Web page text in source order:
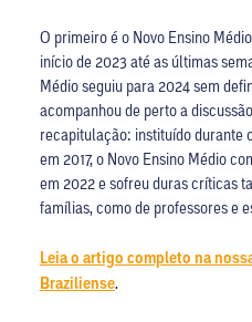
O primeiro é o Novo Ensino
início de 2023 até as últimas
Médio seguiu para 2024 sem
acompanhou de perto a
recapitulação: instituído durante
em 2017, o Novo Ensino Médio
em 2022 e sofreu duras críticas
famílias, como de professores e
Leia o artigo completo na
Braziliense.